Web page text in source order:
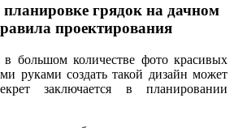
грядок на дачном
проектирования
большом количестве фото красивых
руками создать такой дизайн может
заключается в планировании